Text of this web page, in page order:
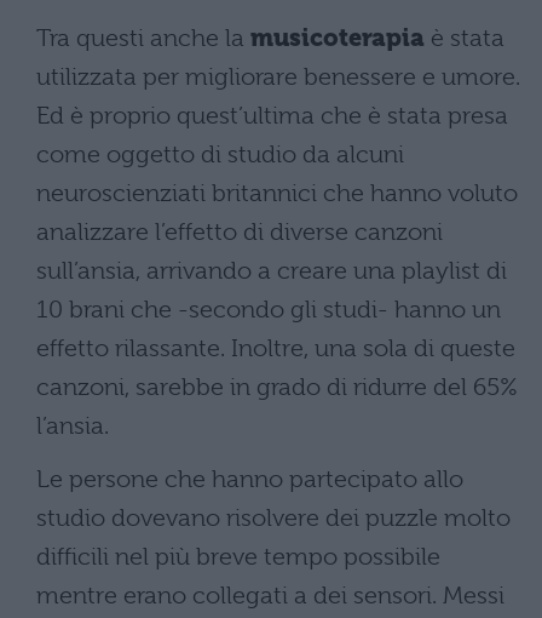
Tra questi anche la musicoterapia è stata
utilizzata per migliorare benessere e umore.
Ed è proprio quest’ultima che è stata presa
come oggetto di studio da alcuni
neuroscienziati britannici che hanno voluto
analizzare l’effetto di diverse canzoni
sull’ansia, arrivando a creare una playlist di
10 brani che -secondo gli studi- hanno un
effetto rilassante. Inoltre, una sola di queste
canzoni, sarebbe in grado di ridurre del 65%
l’ansia.
Le persone che hanno partecipato allo
studio dovevano risolvere dei puzzle molto
difficili nel più breve tempo possibile
mentre erano collegati a dei sensori. Messi